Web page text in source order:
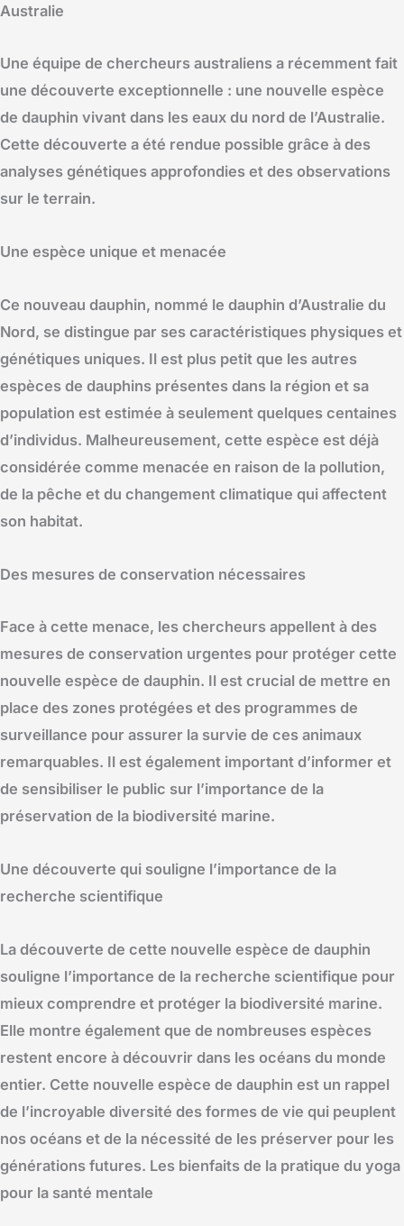
Australie
Une équipe de chercheurs australiens a récemment fait
une découverte exceptionnelle : une nouvelle espèce
de dauphin vivant dans les eaux du nord de l’Australie.
Cette découverte a été rendue possible grâce à des
analyses génétiques approfondies et des observations
sur le terrain.
Une espèce unique et menacée
Ce nouveau dauphin, nommé le dauphin d’Australie du
Nord, se distingue par ses caractéristiques physiques et
génétiques uniques. Il est plus petit que les autres
espèces de dauphins présentes dans la région et sa
population est estimée à seulement quelques centaines
d’individus. Malheureusement, cette espèce est déjà
considérée comme menacée en raison de la pollution,
de la pêche et du changement climatique qui affectent
son habitat.
Des mesures de conservation nécessaires
Face à cette menace, les chercheurs appellent à des
mesures de conservation urgentes pour protéger cette
nouvelle espèce de dauphin. Il est crucial de mettre en
place des zones protégées et des programmes de
surveillance pour assurer la survie de ces animaux
remarquables. Il est également important d’informer et
de sensibiliser le public sur l’importance de la
préservation de la biodiversité marine.
Une découverte qui souligne l’importance de la
recherche scientifique
La découverte de cette nouvelle espèce de dauphin
souligne l’importance de la recherche scientifique pour
mieux comprendre et protéger la biodiversité marine.
Elle montre également que de nombreuses espèces
restent encore à découvrir dans les océans du monde
entier. Cette nouvelle espèce de dauphin est un rappel
de l’incroyable diversité des formes de vie qui peuplent
nos océans et de la nécessité de les préserver pour les
générations futures. Les bienfaits de la pratique du yoga
pour la santé mentale